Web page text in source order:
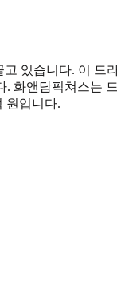
있습니다. 이 드
화앤담픽쳐스는
원입니다.